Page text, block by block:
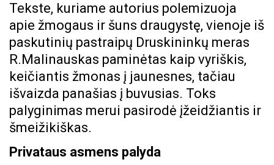
Tekste, kuriame autorius polemizuoja
apie žmogaus ir šuns draugystę, vienoje iš
paskutinių pastraipų Druskininkų meras
R.Malinauskas paminėtas kaip vyriškis,
keičiantis žmonas į jaunesnes, tačiau
išvaizda panašias į buvusias. Toks
palyginimas merui pasirodė įžeidžiantis ir
šmeižikiškas.
Privataus asmens palyda